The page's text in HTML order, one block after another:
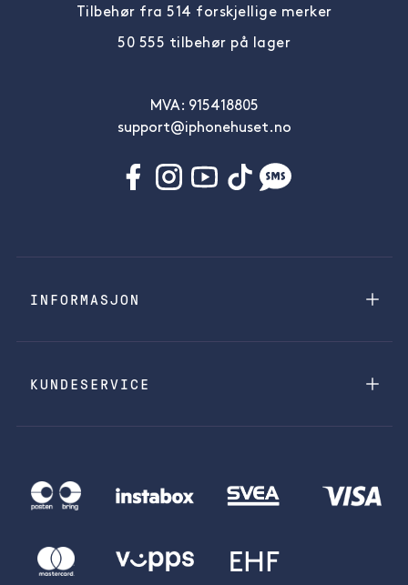
Tilbehør fra 514 forskjellige merker
50 555 tilbehør på lager
MVA: 915418805
support@iphonehuset.no
INFORMASJON
KUNDESERVICE